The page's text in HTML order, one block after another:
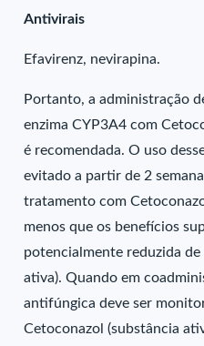
Antivirais
Efavirenz, nevirapina.
Portanto, a administração
enzima CYP3A4 com
é recomendada. O uso
evitado a partir de 2
tratamento com
menos que os benefícios
potencialmente reduzida
ativa). Quando em
antifúngica deve ser
Cetoconazol (substância